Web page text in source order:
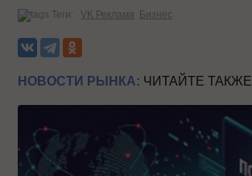
Теги: VK Реклама Бизнес
НОВОСТИ РЫНКА: ЧИТАЙТЕ ТАКЖЕ